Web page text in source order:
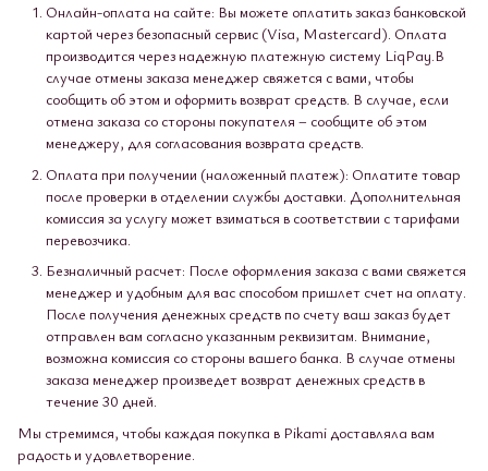
Онлайн-оплата на сайте: Вы можете оплатить заказ банковской
картой через безопасный сервис (Visa, Mastercard). Оплата
производится через надежную платежную систему LiqPay.В
случае отмены заказа менеджер свяжется с вами, чтобы
сообщить об этом и оформить возврат средств. В случае, если
отмена заказа со стороны покупателя – сообщите об этом
менеджеру, для согласования возврата средств.
Оплата при получении (наложенный платеж): Оплатите товар
после проверки в отделении службы доставки. Дополнительная
комиссия за услугу может взиматься в соответствии с тарифами
перевозчика.
Безналичный расчет: После оформления заказа с вами свяжется
менеджер и удобным для вас способом пришлет счет на оплату.
После получения денежных средств по счету ваш заказ будет
отправлен вам согласно указанным реквизитам. Внимание,
возможна комиссия со стороны вашего банка. В случае отмены
заказа менеджер произведет возврат денежных средств в
течение 30 дней.
Мы стремимся, чтобы каждая покупка в Pikami доставляла вам
радость и удовлетворение.